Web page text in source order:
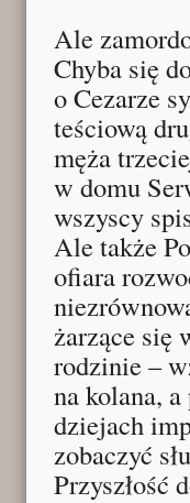
Ale
Chyba się
o Cezarze
teściową
męża
w domu
wszyscy
Ale także
ofiara
żarzące się
rodzinie –
na kolana,
dziejach
zobaczyć
Przyszłość